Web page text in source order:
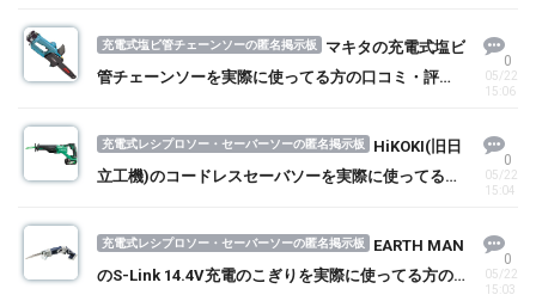
充電式塩ビ管チェーンソーの匿名掲示板
マキタの充電式塩ビ
管チェーンソーを実際に使ってる方の口コミ・評判
0
05/22
15:06
充電式レシプロソー・セーバーソーの匿名掲示板
HiKOKI(旧日
立工機)のコードレスセーバソーを実際に使ってる方
0
05/22
15:04
充電式レシプロソー・セーバーソーの匿名掲示板
EARTH MAN
のS-Link 14.4V充電のこぎりを実際に使ってる方の
0
05/22
15:03